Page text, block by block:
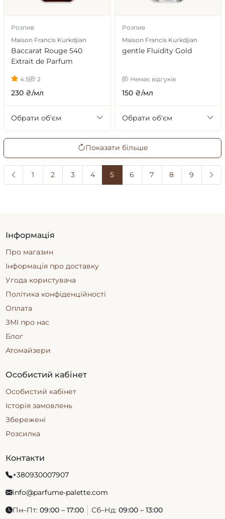
Розпив
Maison Francis Kurkdjian
Baccarat Rouge 540
Extrait de Parfum
4.5 2
230 ₴/мл
Обрати об'єм
Розпив
Maison Francis Kurkdjian
gentle Fluidity Gold
Немає відгуків
150 ₴/мл
Обрати об'єм
Показати більше
1 2 3 4 5 6 7 8 9
Інформація
Про магазин
Інформація про доставку
Угода користувача
Політика конфіденційності
Оплата
ЗМІ про нас
Блог
Атомайзери
Особистий кабінет
Особистий кабінет
Історія замовлень
Збережені
Розсилка
Контакти
+380930007907
info@parfume-palette.com
Пн–Пт: 09:00 – 17:00 Сб–Нд: 09:00 – 13:00